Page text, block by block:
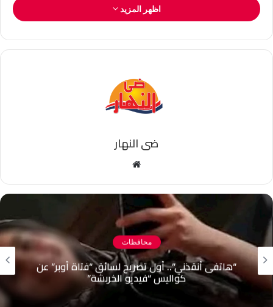
اظهر المزيد
ضى النهار
محافظات
“هاتفى أنقذني”.. أول تصريح لسائق “فتاة أوبر” عن
كواليس “فيديو الخربشة”